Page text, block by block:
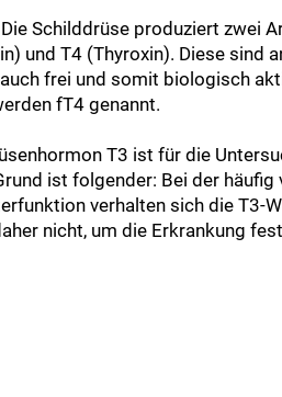
Schilddrüse produziert zwei
und T4 (Thyroxin). Diese sind
frei und somit biologisch
fT4 genannt.
T3 ist für die
ist folgender: Bei der
verhalten sich die T3-
nicht, um die Erkrankung